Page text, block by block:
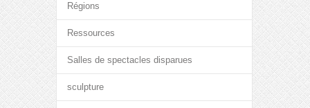
Régions
Ressources
Salles de spectacles disparues
sculpture